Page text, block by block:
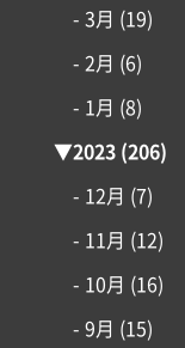
- 3月 (19)
- 2月 (6)
- 1月 (8)
▼2023(206)
- 12月 (7)
- 11月 (12)
- 10月 (16)
- 9月 (15)